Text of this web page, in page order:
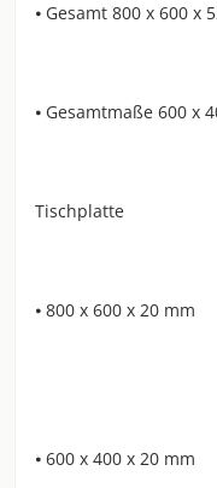
⦁ Gesamt 800 x 600 x
⦁ Gesamtmaße 600 x
Tischplatte
⦁ 800 x 600 x 20 mm
⦁ 600 x 400 x 20 mm